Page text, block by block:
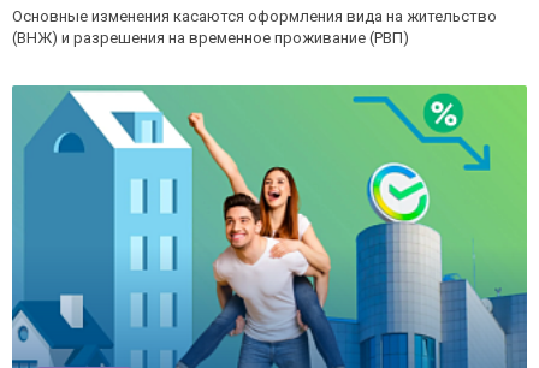
Основные изменения касаются оформления вида на жительство
(ВНЖ) и разрешения на временное проживание (РВП)